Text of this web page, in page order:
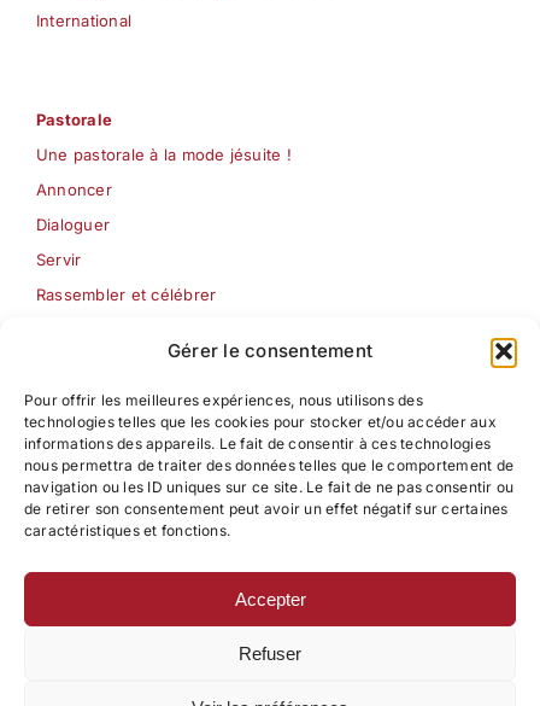
Gérer le consentement
Pour offrir les meilleures expériences, nous utilisons des
technologies telles que les cookies pour stocker et/ou accéder aux
informations des appareils. Le fait de consentir à ces technologies
nous permettra de traiter des données telles que le comportement de
navigation ou les ID uniques sur ce site. Le fait de ne pas consentir ou
de retirer son consentement peut avoir un effet négatif sur certaines
caractéristiques et fonctions.
Accepter
Refuser
International
Pastorale
Une pastorale à la mode jésuite !
Annoncer
Dialoguer
Servir
Rassembler et célébrer
Formation
Pédagogie ignatienne
Centre d’étude Pédagogique – Ignatien
Formation à la pastorale